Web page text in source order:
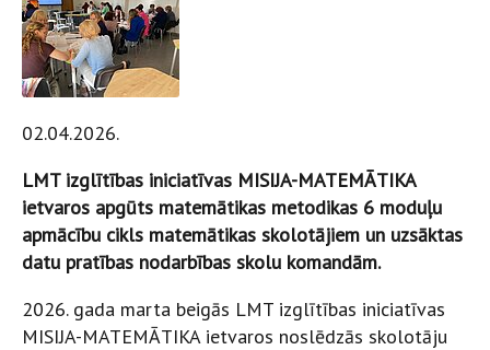
02.04.2026.
LMT izglītības iniciatīvas MISIJA-MATEMĀTIKA
ietvaros apgūts matemātikas metodikas 6 moduļu
apmācību cikls matemātikas skolotājiem un uzsāktas
datu pratības nodarbības skolu komandām.
2026. gada marta beigās LMT izglītības iniciatīvas
MISIJA-MATEMĀTIKA ietvaros noslēdzās skolotāju